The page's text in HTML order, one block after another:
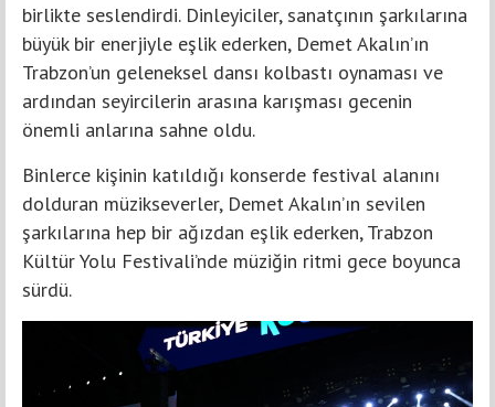
birlikte seslendirdi. Dinleyiciler, sanatçının şarkılarına
büyük bir enerjiyle eşlik ederken, Demet Akalın’ın
Trabzon’un geleneksel dansı kolbastı oynaması ve
ardından seyircilerin arasına karışması gecenin
önemli anlarına sahne oldu.
Binlerce kişinin katıldığı konserde festival alanını
dolduran müzikseverler, Demet Akalın’ın sevilen
şarkılarına hep bir ağızdan eşlik ederken, Trabzon
Kültür Yolu Festivali’nde müziğin ritmi gece boyunca
sürdü.